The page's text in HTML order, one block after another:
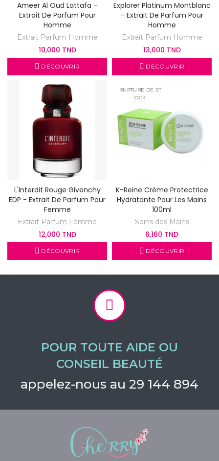
Ameer Al Oud Lattafa -
Extrait De Parfum Pour
Homme
Extrait Parfum Homme
10,000 TND
DÉCOUVRIR
Explorer Platinum Montblanc
- Extrait De Parfum Pour
Homme
Extrait Parfum Homme
13,000 TND
DÉCOUVRIR
L'Interdit Rouge Givenchy
EDP - Extrait De Parfum Pour
Femme
Extrait Parfum Femme
12,000 TND
DÉCOUVRIR
RUPTURE DE ST
OCK
K-Reine Crème Protectrice
Hydratante Pour Les Mains
100ml
Soins des Mains
6,160 TND
DÉCOUVRIR
POUR TOUTE AIDE OU
CONSEIL BEAUTÉ
appelez-nous au 29 144 894